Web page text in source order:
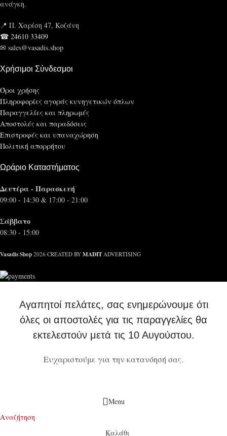
ανάγκη.
📍 Π. Χαρίση 47, Κοζάνη
☎ 24610 33409
✉ sales@vasadis.shop
Χρήσιμοι Σύνδεσμοι
Όροι χρήσης
Πληροφορίες αγοράς κυνηγετικών όπλων
Παραγγελίες και πληρωμές
Αποστολές και παραδόσεις
Επιστροφές και υπαναχώρηση
Πολιτική απορρήτου
Ωράριο Καταστήματος
Δευτέρα - Παρασκευή
09:00 - 14:30 & 17:00 - 21:00
Σάββατο
08:30 - 15:00
Vasadis Shop 2026 CREATED BY MADIT ADVERTISING
Αγαπητοί πελάτες, σας ενημερώνουμε ότι
όλες οι αποστολές για τις παραγγελίες θα
εκτελεστούν μετά τις 10 Αυγούστου.
Ευχαριστούμε για την κατανόησή σας.
Menu
Αναζήτηση
Καλάθι